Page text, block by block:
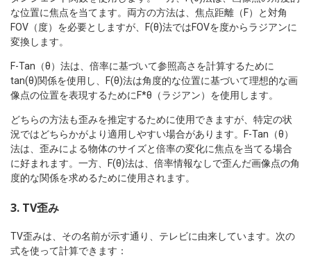
な位置に焦点を当てます。両方の方法は、焦点距離（F）と対角
FOV（度）を必要としますが、F(θ)法ではFOVを度からラジアンに
変換します。
F-Tan（θ）法は、倍率に基づいて参照高さを計算するために
tan(θ)関係を使用し、F(θ)法は角度的な位置に基づいて理想的な画
像点の位置を表現するためにF*θ（ラジアン）を使用します。
どちらの方法も歪みを推定するために使用できますが、特定の状
況ではどちらかがより適用しやすい場合があります。F-Tan（θ）
法は、歪みによる物体のサイズと倍率の変化に焦点を当てる場合
に好まれます。一方、F(θ)法は、倍率情報なしで歪んだ画像点の角
度的な関係を求めるために使用されます。
3. TV歪み
TV歪みは、その名前が示す通り、テレビに由来しています。次の
式を使って計算できます：